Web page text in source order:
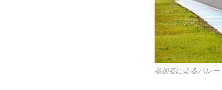
参加者によるパレー